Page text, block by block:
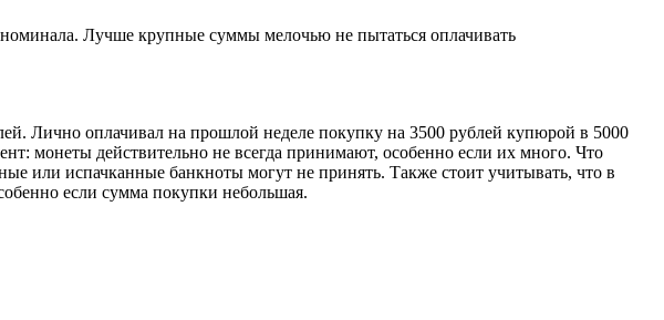
Лучше крупные суммы мелочью не пытаться оплачивать
Лично оплачивал на прошлой неделе покупку на 3500 рублей купюрой в 5000
монеты действительно не всегда принимают, особенно если их много. Что
или испачканные банкноты могут не принять. Также стоит учитывать, что в
если сумма покупки небольшая.